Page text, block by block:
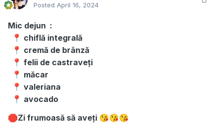
Posted April 16, 2024
Mic dejun :
📍 chiflă integrală
📍 cremă de brânză
📍 felii de castraveți
📍 măcar
📍 valeriana
📍 avocado
🛑Zi frumoasă să aveți 😘😘😘